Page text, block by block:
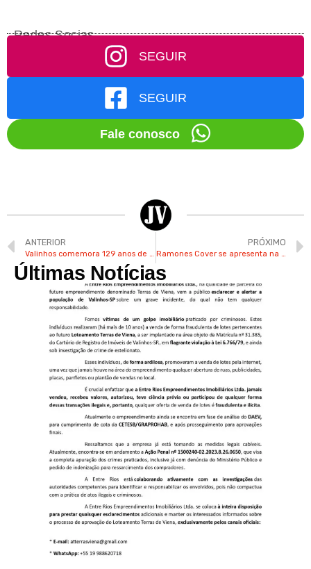
Redes Socias
SEGUIR
SEGUIR
Fale conosco
ANTERIOR
Valinhos comemora 129 anos de acolhida e cria o Dia do Imigrante e do Refugiado
PRÓXIMO
Ramones Cover se apresenta na Washington Luís para comemorar o aniversário de Valinhos
Últimas Notícias